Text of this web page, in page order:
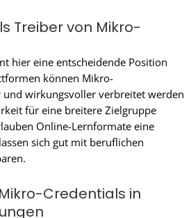
Treiber von Mikro-
hier eine entscheidende Position
können Mikro-
wirkungsvoller verbreitet werden
für eine breitere Zielgruppe
Online-Lernformate eine
sich gut mit beruflichen
Credentials in